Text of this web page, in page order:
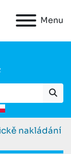
Menu
nakládání